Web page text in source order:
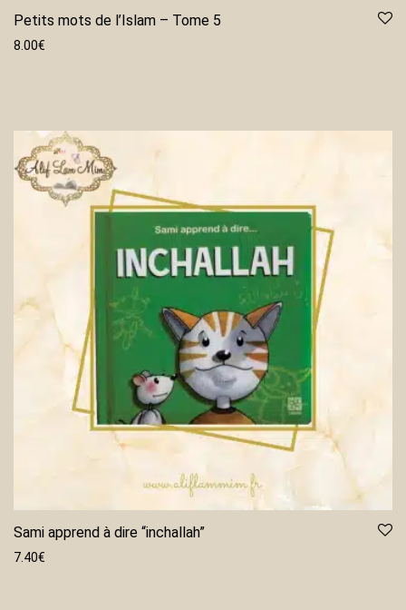
Petits mots de l’Islam – Tome 5
8.00€
Sami apprend à dire “inchallah”
7.40€